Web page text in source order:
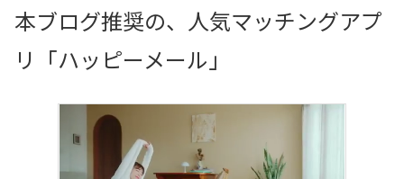
本ブログ推奨の、人気マッチングアプ
リ「ハッピーメール」